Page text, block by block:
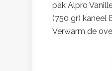
pak Alpro
(750 gr) kaneel
Verwarm de